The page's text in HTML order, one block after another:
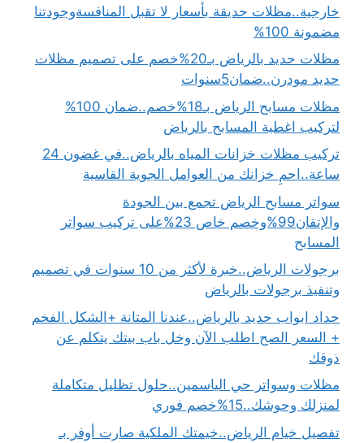
خارجية..مظلات حديقة بأسعار لا تقبل المنافسةوجودتنا
مضمونة 100%
مظلات حديد بالرياض بـ20%خصم على تصميم مظلات
حديد مودرن..ضمان5سنوات
مظلات مسابح الرياض بـ18%خصم..ضمان 100%
لتركيب اغطية المسابح بالرياض
تركيب مظلات خزانات المياه بالرياض..في غضون 24
ساعة..احمِ خزانك من العوامل الجوية القاسية
سواتر مسابح الرياض تجمع بين الجودة
والإتقان99%وخصم خاص 23%على تركيب سواتر
المسابح
برجولات الرياض..خبرة لأكثر من 10 سنوات في تصميم
وتنفيذ برجولات بالرياض
حداد ابواب حديد بالرياض..عندنا المتانة +الشكل الفخم
+ السعر الصح اطلب الآن وخل باب بيتك يتكلم عن
ذوقك
مظلات وسواتر حي الياسمين..حلول تظليل متكاملة
لمنزلك وحوشك..15%خصم فوري
تفصيل خيام الرياض..خيمتك الملكية صارت أوفر بـ